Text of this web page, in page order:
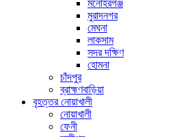
মনোহরগঞ্জ
মুরাদনগর
মেঘনা
লাকসাম
সদর দক্ষিণ
হোমনা
চাঁদপুর
ব্রাহ্মণবাড়িয়া
বৃহত্তর নোয়াখালী
নোয়াখালী
ফেনী